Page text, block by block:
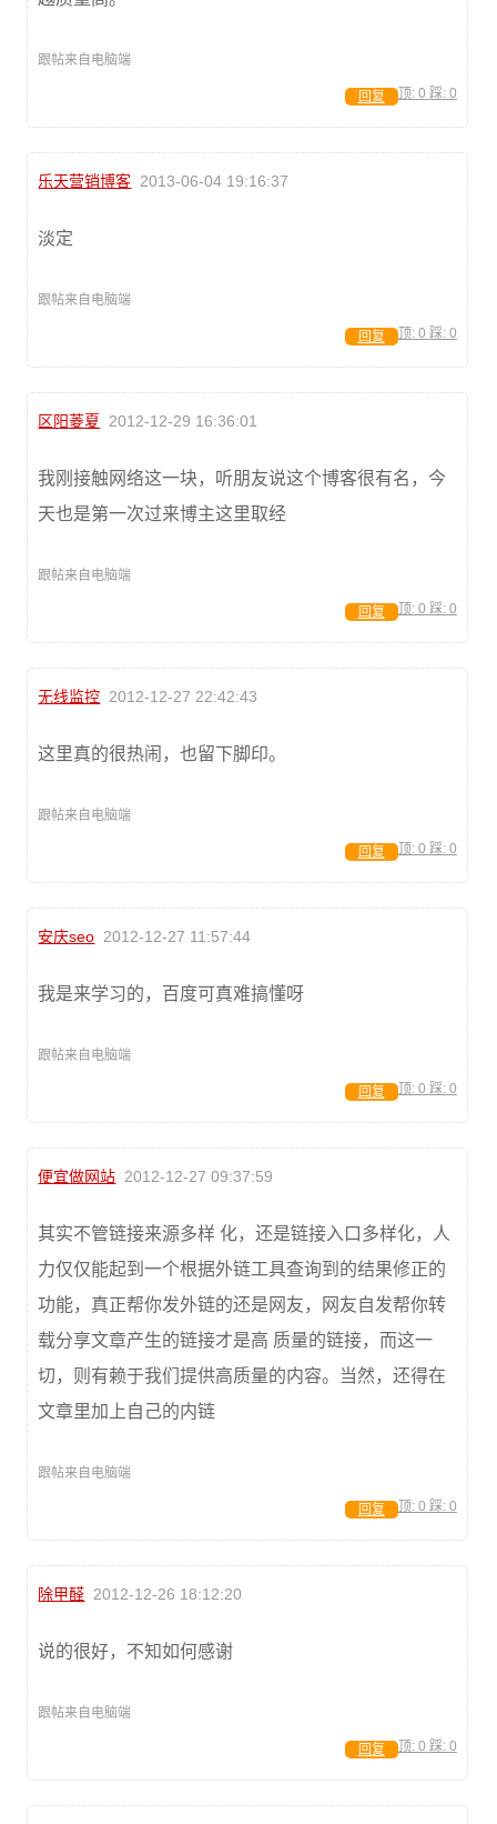
跟帖来自电脑端
顶: 0 踩: 0
回复
乐天营销博客 2013-06-04 19:16:37
淡定
跟帖来自电脑端
顶: 0 踩: 0
回复
区阳菱夏 2012-12-29 16:36:01
我刚接触网络这一块，听朋友说这个博客很有名，今
天也是第一次过来博主这里取经
跟帖来自电脑端
顶: 0 踩: 0
回复
无线监控 2012-12-27 22:42:43
这里真的很热闹，也留下脚印。
跟帖来自电脑端
顶: 0 踩: 0
回复
安庆seo 2012-12-27 11:57:44
我是来学习的，百度可真难搞懂呀
跟帖来自电脑端
顶: 0 踩: 0
回复
便宜做网站 2012-12-27 09:37:59
其实不管链接来源多样 化，还是链接入口多样化，人
力仅仅能起到一个根据外链工具查询到的结果修正的
功能，真正帮你发外链的还是网友，网友自发帮你转
载分享文章产生的链接才是高 质量的链接，而这一
切，则有赖于我们提供高质量的内容。当然，还得在
文章里加上自己的内链
跟帖来自电脑端
顶: 0 踩: 0
回复
除甲醛 2012-12-26 18:12:20
说的很好，不知如何感谢
跟帖来自电脑端
顶: 0 踩: 0
回复